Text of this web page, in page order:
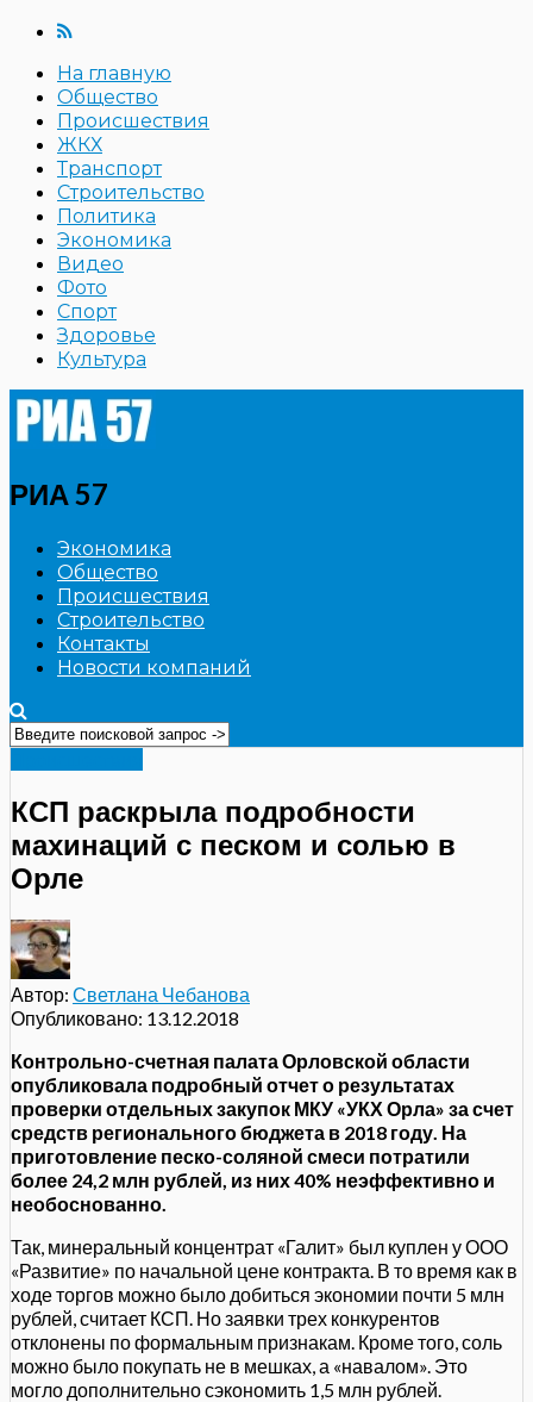
На главную
Общество
Происшествия
ЖКХ
Транспорт
Строительство
Политика
Экономика
Видео
Фото
Спорт
Здоровье
Культура
РИА 57
Экономика
Общество
Происшествия
Строительство
Контакты
Новости компаний
КСП раскрыла подробности
махинаций с песком и солью в
Орле
Автор: Светлана Чебанова
Опубликовано: 13.12.2018
Контрольно-счетная палата Орловской области
опубликовала подробный отчет о результатах
проверки отдельных закупок МКУ «УКХ Орла» за счет
средств регионального бюджета в 2018 году. На
приготовление песко-соляной смеси потратили
более 24,2 млн рублей, из них 40% неэффективно и
необоснованно.
Так, минеральный концентрат «Галит» был куплен у ООО
«Развитие» по начальной цене контракта. В то время как в
ходе торгов можно было добиться экономии почти 5 млн
рублей, считает КСП. Но заявки трех конкурентов
отклонены по формальным признакам. Кроме того, соль
можно было покупать не в мешках, а «навалом». Это
могло дополнительно сэкономить 1,5 млн рублей.